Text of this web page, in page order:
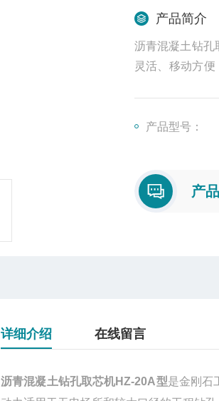
产品简介
沥青混凝土钻孔
灵活、移动方
产品型号：
产
详细介绍 在线留言
沥青混凝土钻孔取芯机HZ-20A型是金刚石